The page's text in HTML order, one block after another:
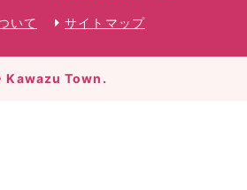
いて サイトマップ
Kawazu Town.